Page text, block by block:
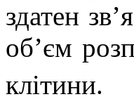
здатен
об’єм
клітини.